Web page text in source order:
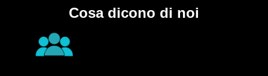
Cosa dicono di noi